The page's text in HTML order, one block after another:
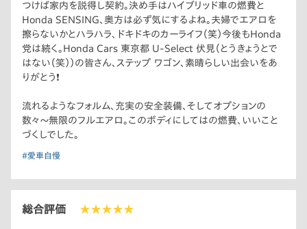
つけば家内を説得し契約。決め手はハイブリッド車の燃費と
Honda SENSING、奥方は必ず気にするよね。夫婦でエアロを
擦らないかとハラハラ、ドキドキのカーライフ（笑）今後もHonda
党は続く。Honda Cars 東京都 U-Select 伏見（とうきょうとで
はない（笑））の皆さん、ステップ ワゴン、素晴らしい出会いをあ
りがとう❗
流れるようなフォルム、充実の安全装備、そしてオプションの
数々〜無限のフルエアロ。このボディにしてはの燃費、いいこと
づくしでした。
#愛車自慢
総合評価 ★★★★★